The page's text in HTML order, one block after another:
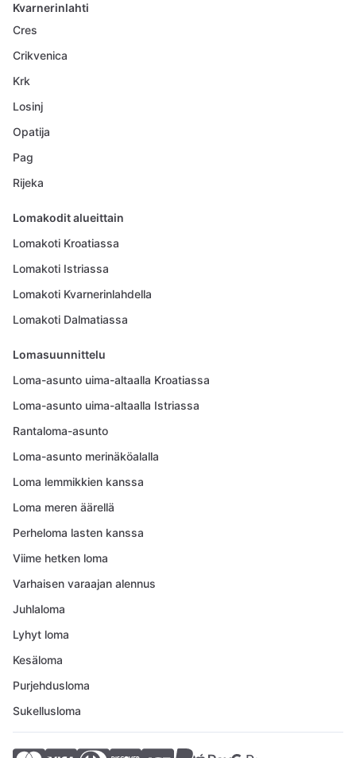
Kvarnerinlahti
Cres
Crikvenica
Krk
Losinj
Opatija
Pag
Rijeka
Lomakodit alueittain
Lomakoti Kroatiassa
Lomakoti Istriassa
Lomakoti Kvarnerinlahdella
Lomakoti Dalmatiassa
Lomasuunnittelu
Loma-asunto uima-altaalla Kroatiassa
Loma-asunto uima-altaalla Istriassa
Rantaloma-asunto
Loma-asunto merinäköalalla
Loma lemmikkien kanssa
Loma meren äärellä
Perheloma lasten kanssa
Viime hetken loma
Varhaisen varaajan alennus
Juhlaloma
Lyhyt loma
Kesäloma
Purjehdusloma
Sukellusloma